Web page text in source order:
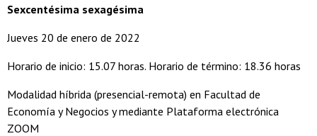
Sexcentésima sexagésima
Jueves 20 de enero de 2022
Horario de inicio: 15.07 horas. Horario de término: 18.36 horas
Modalidad híbrida (presencial-remota) en Facultad de
Economía y Negocios y mediante Plataforma electrónica
ZOOM